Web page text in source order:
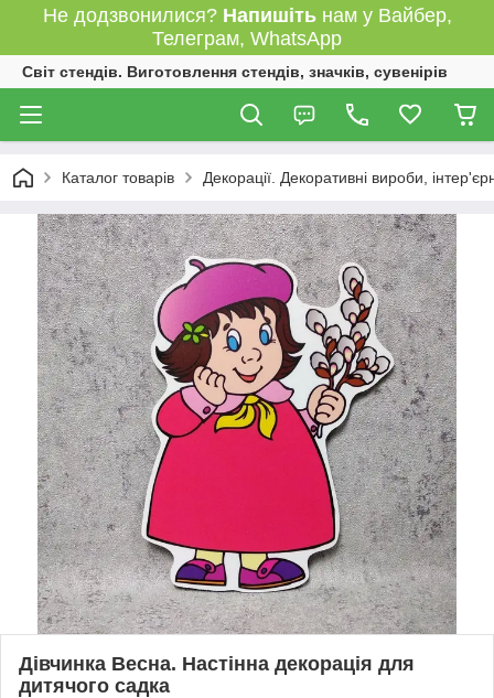
Не додзвонилися? Напишітьнам у Вайбер,
Телеграм, WhatsApp
Світ стендів. Виготовлення стендів, значків, сувенірів
Каталог товарів Декорації. Декоративні вироби,
Дівчинка Весна. Настінна декорація для
дитячого садка